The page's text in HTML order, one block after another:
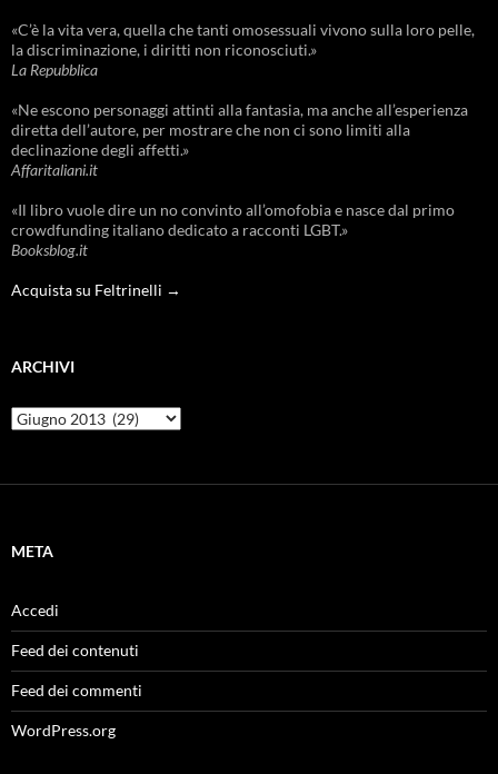
«C’è la vita vera, quella che tanti omosessuali vivono sulla loro pelle,
la discriminazione, i diritti non riconosciuti.»
La Repubblica
«Ne escono personaggi attinti alla fantasia, ma anche all’esperienza
diretta dell’autore, per mostrare che non ci sono limiti alla
declinazione degli affetti.»
Affaritaliani.it
«Il libro vuole dire un no convinto all’omofobia e nasce dal primo
crowdfunding italiano dedicato a racconti LGBT.»
Booksblog.it
Acquista su Feltrinelli →
ARCHIVI
Archivi
META
Accedi
Feed dei contenuti
Feed dei commenti
WordPress.org